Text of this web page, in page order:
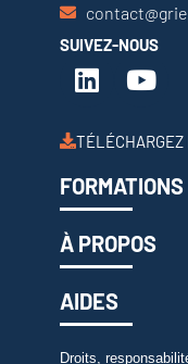
SUIVEZ-NOUS
TÉLÉCHARGEZ
FORMATIONS
À PROPOS
AIDES
Droits,